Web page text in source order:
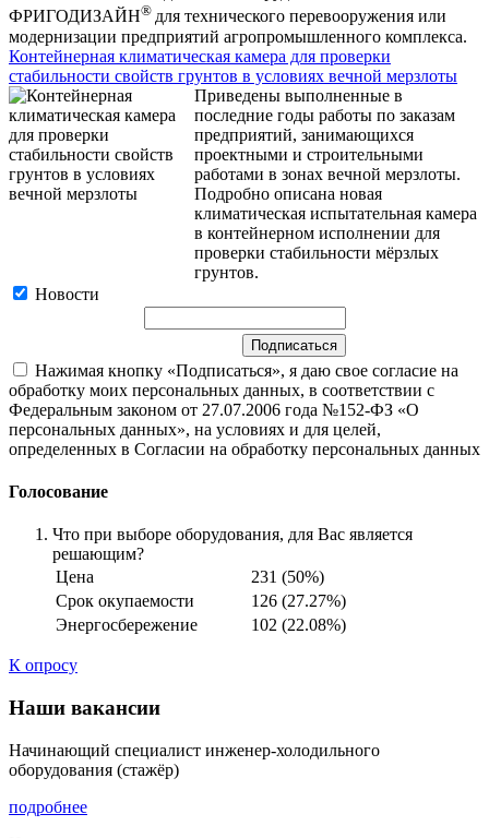
ФРИГОДИЗАЙН® для технического перевооружения или
модернизации предприятий агропромышленного комплекса.
Контейнерная климатическая камера для проверки
стабильности свойств грунтов в условиях вечной мерзлоты
Приведены выполненные в
последние годы работы по заказам
предприятий, занимающихся
проектными и строительными
работами в зонах вечной мерзлоты.
Подробно описана новая
климатическая испытательная камера
в контейнерном исполнении для
проверки стабильности мёрзлых
грунтов.
Новости
Нажимая кнопку «Подписаться», я даю свое согласие на
обработку моих персональных данных, в соответствии с
Федеральным законом от 27.07.2006 года №152-ФЗ «О
персональных данных», на условиях и для целей,
определенных в Согласии на обработку персональных данных
Голосование
Что при выборе оборудования, для Вас является
решающим?
Цена
231 (50%)
Срок окупаемости
126 (27.27%)
Энергосбережение
102 (22.08%)
К опросу
Наши вакансии
Начинающий специалист инженер-холодильного
оборудования (стажёр)
подробнее